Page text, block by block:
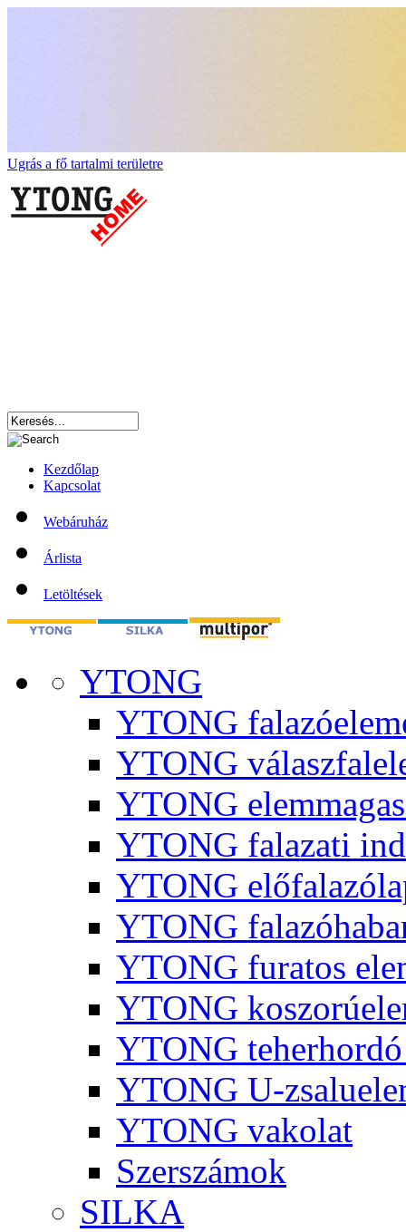
Ugrás a fő tartalmi területre
Kezdőlap
Kapcsolat
Webáruház
Árlista
Letöltések
YTONG
YTONG
YTONG
YTONG
YTONG falazati
YTONG
YTONG
YTONG furatos
YTONG
YTONG
YTONG U-
YTONG vakolat
Szerszámok
SILKA